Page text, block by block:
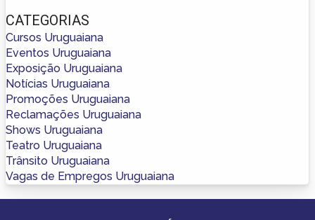
CATEGORIAS
Cursos Uruguaiana
Eventos Uruguaiana
Exposição Uruguaiana
Notícias Uruguaiana
Promoções Uruguaiana
Reclamações Uruguaiana
Shows Uruguaiana
Teatro Uruguaiana
Trânsito Uruguaiana
Vagas de Empregos Uruguaiana